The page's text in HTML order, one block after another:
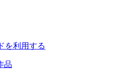
を利用する
品